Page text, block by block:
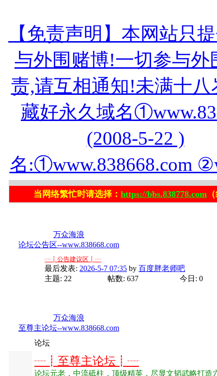
【免责声明】本网站只
与外围赌博!一切参与
责,请互相通知!未满十
藏好永久域名
(2008-5-22 )
名:①www.838668.com
当网络繁忙时请选择： https://bbs.838778.com
万众海浪
论坛公告区--www.838668.com
┈┋公告建议区┋┈
最后发表: 2026-5-7 07:35 by 百度胖老师吧
主题: 22
帖数: 637 今日: 0
万众海浪
至尊主论坛--www.838668.com
论坛
┈┋至尊主论坛┋┈
论坛元老，中流砥柱，顶级精英，尽显文韬武略打造